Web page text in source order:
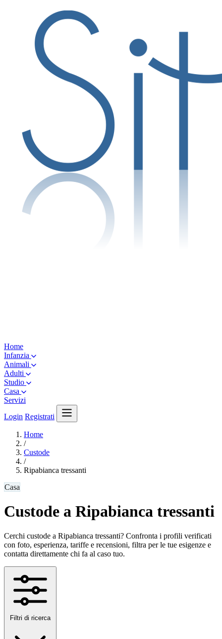
Home
Infanzia
Animali
Adulti
Studio
Casa
Servizi
Login Registrati
Home
/
Custode
/
Ripabianca tressanti
Casa
Custode a Ripabianca tressanti
Cerchi custode a Ripabianca tressanti? Confronta i profili verificati
con foto, esperienza, tariffe e recensioni, filtra per le tue esigenze e
contatta direttamente chi fa al caso tuo.
Filtri di ricerca